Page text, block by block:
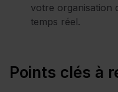
votre organisation
temps réel.
Points clés à